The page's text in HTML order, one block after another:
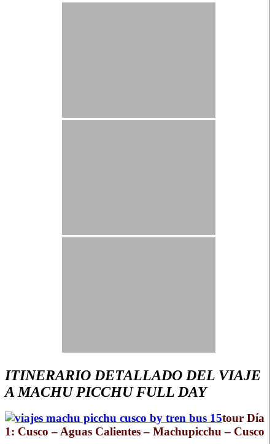
ITINERARIO DETALLADO DEL VIAJE
A MACHU PICCHU FULL DAY
tour Día
1: Cusco – Aguas Calientes – Machupicchu – Cusco